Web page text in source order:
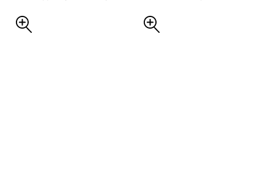
15 мл
мл